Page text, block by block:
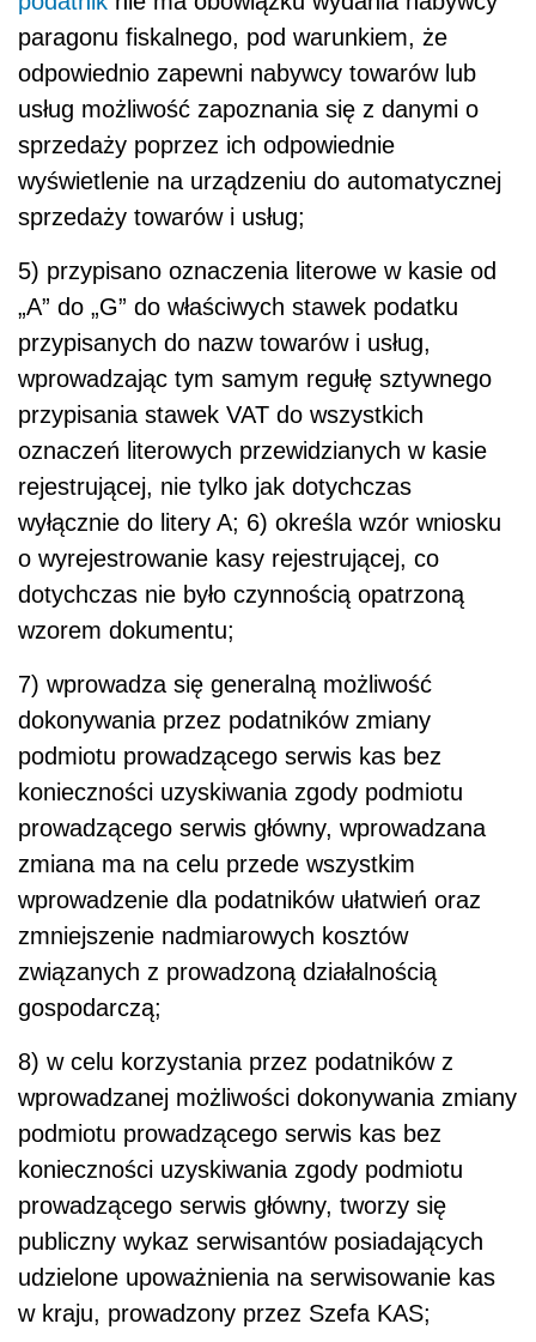
paragonu fiskalnego, pod warunkiem, że
odpowiednio zapewni nabywcy towarów lub
usług możliwość zapoznania się z danymi o
sprzedaży poprzez ich odpowiednie
wyświetlenie na urządzeniu do automatycznej
sprzedaży towarów i usług;
5) przypisano oznaczenia literowe w kasie od
„A” do „G” do właściwych stawek podatku
przypisanych do nazw towarów i usług,
wprowadzając tym samym regułę sztywnego
przypisania stawek VAT do wszystkich
oznaczeń literowych przewidzianych w kasie
rejestrującej, nie tylko jak dotychczas
wyłącznie do litery A; 6) określa wzór wniosku
o wyrejestrowanie kasy rejestrującej, co
dotychczas nie było czynnością opatrzoną
wzorem dokumentu;
7) wprowadza się generalną możliwość
dokonywania przez podatników zmiany
podmiotu prowadzącego serwis kas bez
konieczności uzyskiwania zgody podmiotu
prowadzącego serwis główny, wprowadzana
zmiana ma na celu przede wszystkim
wprowadzenie dla podatników ułatwień oraz
zmniejszenie nadmiarowych kosztów
związanych z prowadzoną działalnością
gospodarczą;
8) w celu korzystania przez podatników z
wprowadzanej możliwości dokonywania zmiany
podmiotu prowadzącego serwis kas bez
konieczności uzyskiwania zgody podmiotu
prowadzącego serwis główny, tworzy się
publiczny wykaz serwisantów posiadających
udzielone upoważnienia na serwisowanie kas
w kraju, prowadzony przez Szefa KAS;